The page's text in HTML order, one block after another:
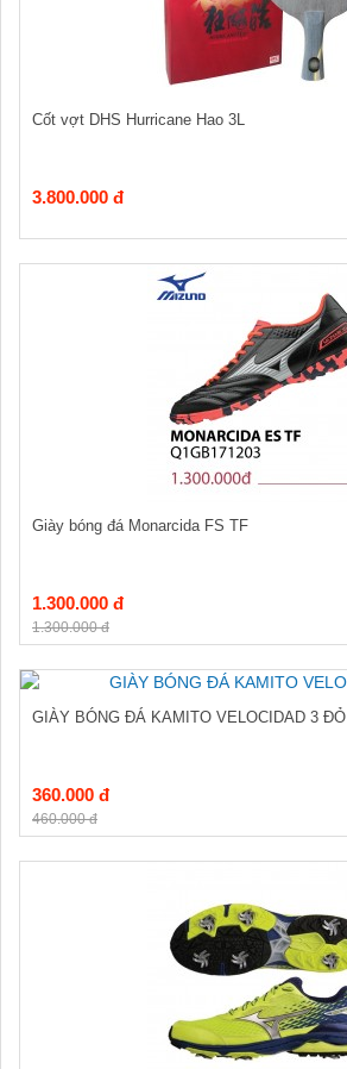
Cốt vợt DHS Hurricane Hao 3L
3.800.000 đ
Giày bóng đá Monarcida FS TF
1.300.000 đ
1.300.000 đ
GIÀY BÓNG ĐÁ KAMITO VELOCIDAD 3 ĐỎ
360.000 đ
460.000 đ